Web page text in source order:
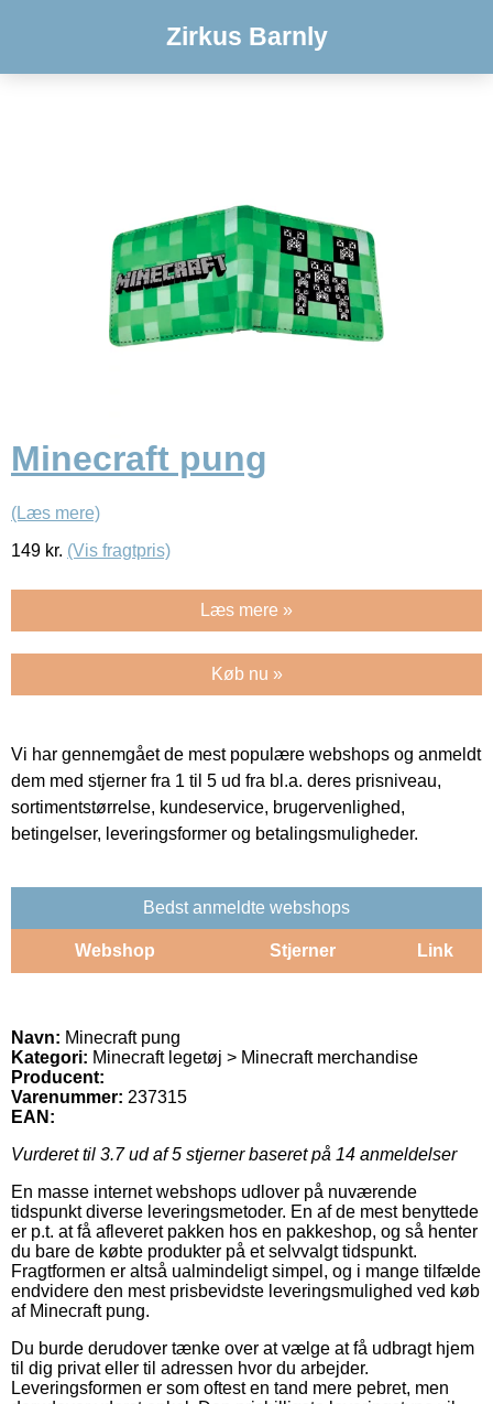
Zirkus Barnly
Minecraft pung
(Læs mere)
149 kr. (Vis fragtpris)
Læs mere »
Køb nu »
Vi har gennemgået de mest populære webshops og anmeldt
dem med stjerner fra 1 til 5 ud fra bl.a. deres prisniveau,
sortimentstørrelse, kundeservice, brugervenlighed,
betingelser, leveringsformer og betalingsmuligheder.
Bedst anmeldte webshops
Webshop Stjerner Link
Navn: Minecraft pung
Kategori: Minecraft legetøj > Minecraft merchandise
Producent:
Varenummer: 237315
EAN:
Vurderet til 3.7ud af 5 stjerner baseret på 14 anmeldelser
En masse internet webshops udlover på nuværende
tidspunkt diverse leveringsmetoder. En af de mest benyttede
er p.t. at få afleveret pakken hos en pakkeshop, og så henter
du bare de købte produkter på et selvvalgt tidspunkt.
Fragtformen er altså ualmindeligt simpel, og i mange tilfælde
endvidere den mest prisbevidste leveringsmulighed ved køb
af Minecraft pung.
Du burde derudover tænke over at vælge at få udbragt hjem
til dig privat eller til adressen hvor du arbejder.
Leveringsformen er som oftest en tand mere pebret, men